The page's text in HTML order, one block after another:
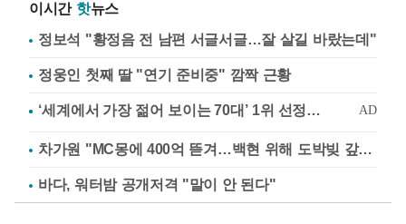
이시간 핫뉴스
정보석 "황정음 전 남편 서글서글…잘 살길 바랐는데"
정웅인 첫째 딸 "연기 준비중" 깜짝 근황
차가원 "MC몽에 400억 뜯겨…백현 위해 도박빚 갚아줘"
바다, 워터밤 공개저격 "말이 안 된다"